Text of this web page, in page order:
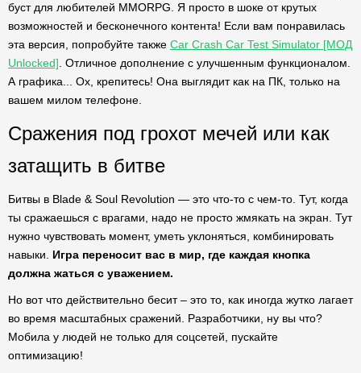
буст для любителей MMORPG. Я просто в шоке от крутых
возможностей и бесконечного контента! Если вам понравилась
эта версия, попробуйте также Car Crash Car Test Simulator [МОД
Unlocked] . Отличное дополнение с улучшенным функционалом.
А графика... Ох, крепитесь! Она выглядит как на ПК, только на
вашем милом телефоне.
Сражения под грохот мечей или как
затащить в битве
Битвы в Blade & Soul Revolution — это что-то с чем-то. Тут, когда
ты сражаешься с врагами, надо не просто жмякать на экран. Тут
нужно чувствовать момент, уметь уклоняться, комбинировать
навыки. Игра переносит вас в мир, где каждая кнопка
должна жаться с уважением.
Но вот что действительно бесит – это то, как иногда жутко лагает
во время масштабных сражений. Разработчики, ну вы что?
Мобила у людей не только для соцсетей, пускайте
оптимизацию!